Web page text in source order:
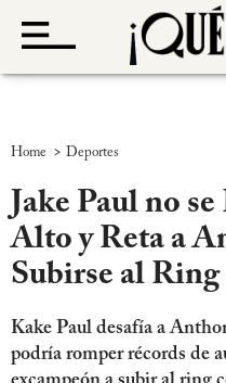
Home > Deportes
Jake Paul no
Alto y Reta a
Subirse al Ring
Kake Paul desafía a
podría romper récords de